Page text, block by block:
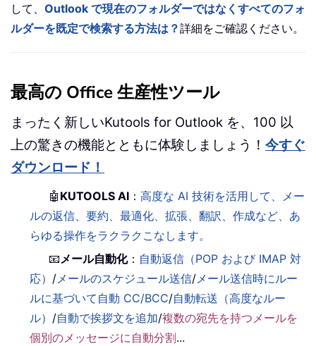
して、 Outlook で現在のフォルダーではなくすべてのフォ
ルダーを既定で検索する方法は？詳細をご確認ください。
最高の Office 生産性ツール
まったく新しいKutools for Outlook を、100 以
上の驚きの機能とともに体験しましょう！ 今すぐ
ダウンロード！
🤖 KUTOOLS AI ：高度な AI 技術を活用して、メー
ルの返信、要約、最適化、拡張、翻訳、作成など、あ
らゆる操作をラクラクこなします。
📧 メール自動化： 自動返信（POP および IMAP 対
応） / メールのスケジュール送信/ メール送信時にルー
ルに基づいて自動 CC/BCC/自動転送（高度なルー
ル） /自動で挨拶文を追加/複数の宛先を持つメールを
個別のメッセージに自動分割...